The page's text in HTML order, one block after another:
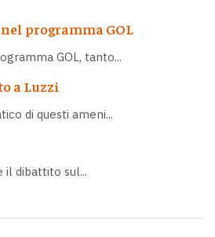
programma GOL
GOL, tanto...
a Luzzi
di questi ameni...
dibattito sul...